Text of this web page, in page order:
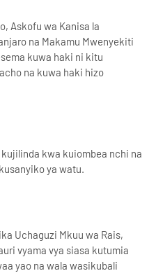
Askofu wa Kanisa la
na Makamu Mwenyekiti
kuwa haki ni kitu
na kuwa haki hizo
kwa kuiombea nchi na
ya watu.
Uchaguzi Mkuu wa Rais,
vyama vya siasa kutumia
yao na wala wasikubali